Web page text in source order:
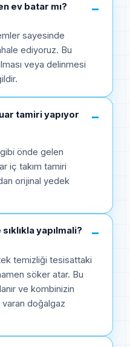
ev batar mı? −
sayesinde
ediyoruz. Bu
veya delinmesi
tamiri yapıyor
−
önde gelen
iç takım tamiri
orijinal yedek
yapılmali? −
temizliği tesisattaki
söker atar. Bu
ve kombinizin
doğalgaz